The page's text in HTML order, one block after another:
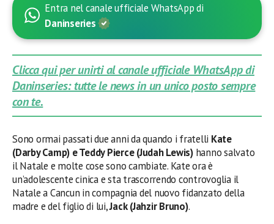
Entra nel canale ufficiale WhatsApp di
Daninseries
Clicca qui per unirti al canale ufficiale WhatsApp di
Daninseries: tutte le news in un unico posto sempre
con te.
Sono ormai passati due anni da quando i fratelli Kate
(Darby Camp) e Teddy Pierce (Judah Lewis) hanno salvato
il Natale e molte cose sono cambiate. Kate ora è
un’adolescente cinica e sta trascorrendo controvoglia il
Natale a Cancun in compagnia del nuovo fidanzato della
madre e del figlio di lui,Jack (Jahzir Bruno).